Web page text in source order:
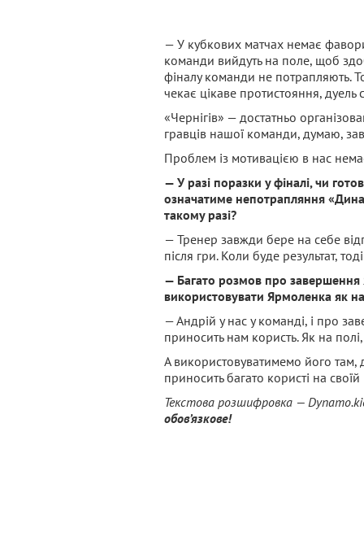
— У кубкових матчах немає
команди вийдуть на поле, щоб
фіналу команди не потрапляють.
чекає цікаве протистояння, дуель
«Чернігів» — достатньо
гравців нашої команди, думаю,
Проблем із мотивацією в нас
— У разі поразки у фіналі, чи
означатиме непотрапляння
такому разі?
— Тренер завжди бере на себе
після гри. Коли буде результат,
— Багато розмов про
використовувати Ярмоленка як
— Андрій у нас у команді, і про
приносить нам користь. Як на полі,
А використовуватимемо його
приносить багато користі на своїй
Текстова розшифровка —
обов’язкове!